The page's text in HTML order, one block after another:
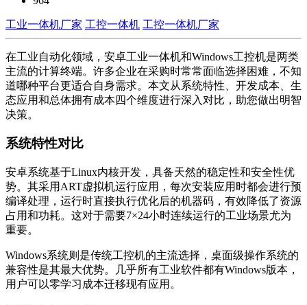
工业一体机厂家 工控一体机 工控一体机厂家
在工业自动化领域，安卓工业一体机和Windows工控机是两类
主流的计算终端。许多企业在采购时常常面临选择困难，不知
道哪种平台更适合自身需求。本文从系统特性、开发成本、生
态应用和总体拥有成本四个维度进行深入对比，助您做出明智
决策。
系统特性对比
安卓系统基于Linux内核开发，具备天然的稳定性和安全性优
势。其采用ART虚拟机运行应用，每次安装应用时都会进行预
编译处理，运行时直接执行优化后的机器码，有效降低了资源
占用和功耗。这对于需要7×24小时连续运行的工业场景尤为
重要。
Windows系统则是传统工控机的主流选择，桌面级操作系统的
兼容性是其最大优势。几乎所有工业软件都有Windows版本，
用户可以零学习成本迁移现有应用。